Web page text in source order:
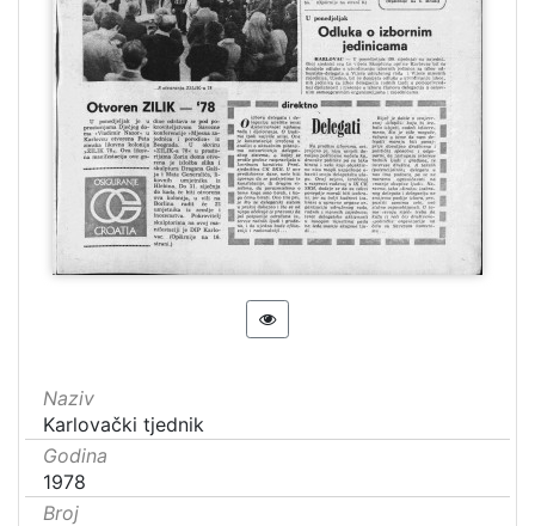
Naziv
Karlovački tjednik
Godina
1978
Broj